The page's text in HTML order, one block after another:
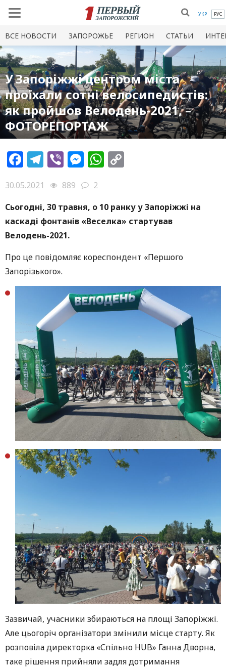
УКР РУС
ВСЕ НОВОСТИ ЗАПОРОЖЬЕ РЕГИОН СТАТЬИ
У Запоріжжі центром міста
проїхали сотні велосипедистів:
як пройшов Велодень-2021, –
ФОТОРЕПОРТАЖ
Facebook
Telegram
ViberMessenger
WhatsApp
30.05.2021 889
2
Сьогодні, 30 травня, о 10 ранку у Запоріжжі на
каскаді фонтанів «Веселка» стартував
Велодень-2021.
Про це повідомляє кореспондент «Першого
Запорізького».
Зазвичай, учасники збираються на площі Запоріжжі.
Але цьогоріч організатори змінили місце старту. Як
розповіла директорка «Спільно HUB» Ганна Дворна,
таке рішення прийняли задля дотримання